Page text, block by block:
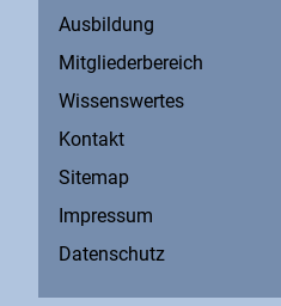
Ausbildung
Mitgliederbereich
Wissenswertes
Kontakt
Sitemap
Impressum
Datenschutz